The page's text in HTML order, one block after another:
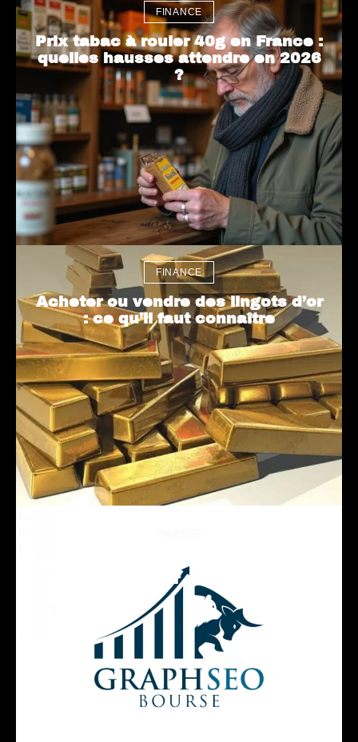
FINANCE
Prix tabac à rouler 40g en France :
quelles hausses attendre en 2026
?
FINANCE
Acheter ou vendre des lingots d’or
: ce qu’il faut connaître
Combien d’argent faut-il vraiment
pour investir en bourse ?